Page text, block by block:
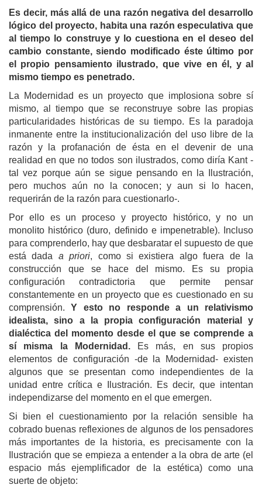
Es decir, más allá de una razón negativa del desarrollo
lógico del proyecto, habita una razón especulativa que
al tiempo lo construye y lo cuestiona en el deseo del
cambio constante, siendo modificado éste último por
el propio pensamiento ilustrado, que vive en él, y al
mismo tiempo es penetrado.
La Modernidad es un proyecto que implosiona sobre sí
mismo, al tiempo que se reconstruye sobre las propias
particularidades históricas de su tiempo. Es la paradoja
inmanente entre la institucionalización del uso libre de la
razón y la profanación de ésta en el devenir de una
realidad en que no todos son ilustrados, como diría Kant -
tal vez porque aún se sigue pensando en la Ilustración,
pero muchos aún no la conocen; y aun si lo hacen,
requerirán de la razón para cuestionarlo-.
Por ello es un proceso y proyecto histórico, y no un
monolito histórico (duro, definido e impenetrable). Incluso
para comprenderlo, hay que desbaratar el supuesto de que
está dada a priori, como si existiera algo fuera de la
construcción que se hace del mismo. Es su propia
configuración contradictoria que permite pensar
constantemente en un proyecto que es cuestionado en su
comprensión.Y esto no responde a un relativismo
idealista, sino a la propia configuración material y
dialéctica del momento desde el que se comprende a
sí misma la Modernidad.Es más, en sus propios
elementos de configuración -de la Modernidad- existen
algunos que se presentan como independientes de la
unidad entre crítica e Ilustración. Es decir, que intentan
independizarse del momento en el que emergen.
Si bien el cuestionamiento por la relación sensible ha
cobrado buenas reflexiones de algunos de los pensadores
más importantes de la historia, es precisamente con la
Ilustración que se empieza a entender a la obra de arte (el
espacio más ejemplificador de la estética) como una
suerte de objeto: